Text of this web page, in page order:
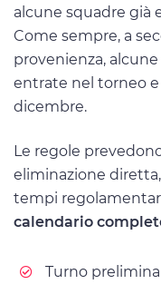
alcune squadre già
Come sempre, a
provenienza,
entrate nel torneo
dicembre.
Le regole
eliminazione
tempi
calendario
Turno